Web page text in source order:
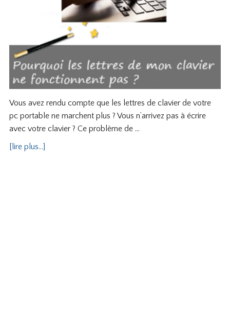
Vous avez rendu compte que les lettres de clavier de votre
pc portable ne marchent plus ? Vous n’arrivez pas à écrire
avec votre clavier ? Ce problème de …
[lire plus...]